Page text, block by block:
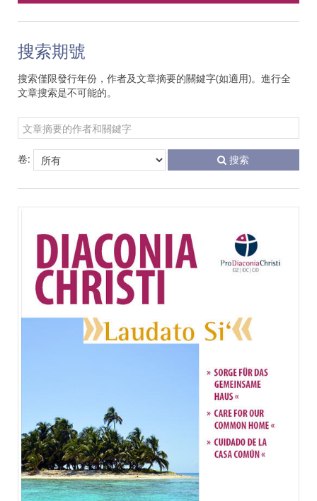
搜索期號
搜索僅限發行年份，作者及文章摘要的關鍵字(如適用)。進行全
文章搜索是不可能的。
卷: 搜索